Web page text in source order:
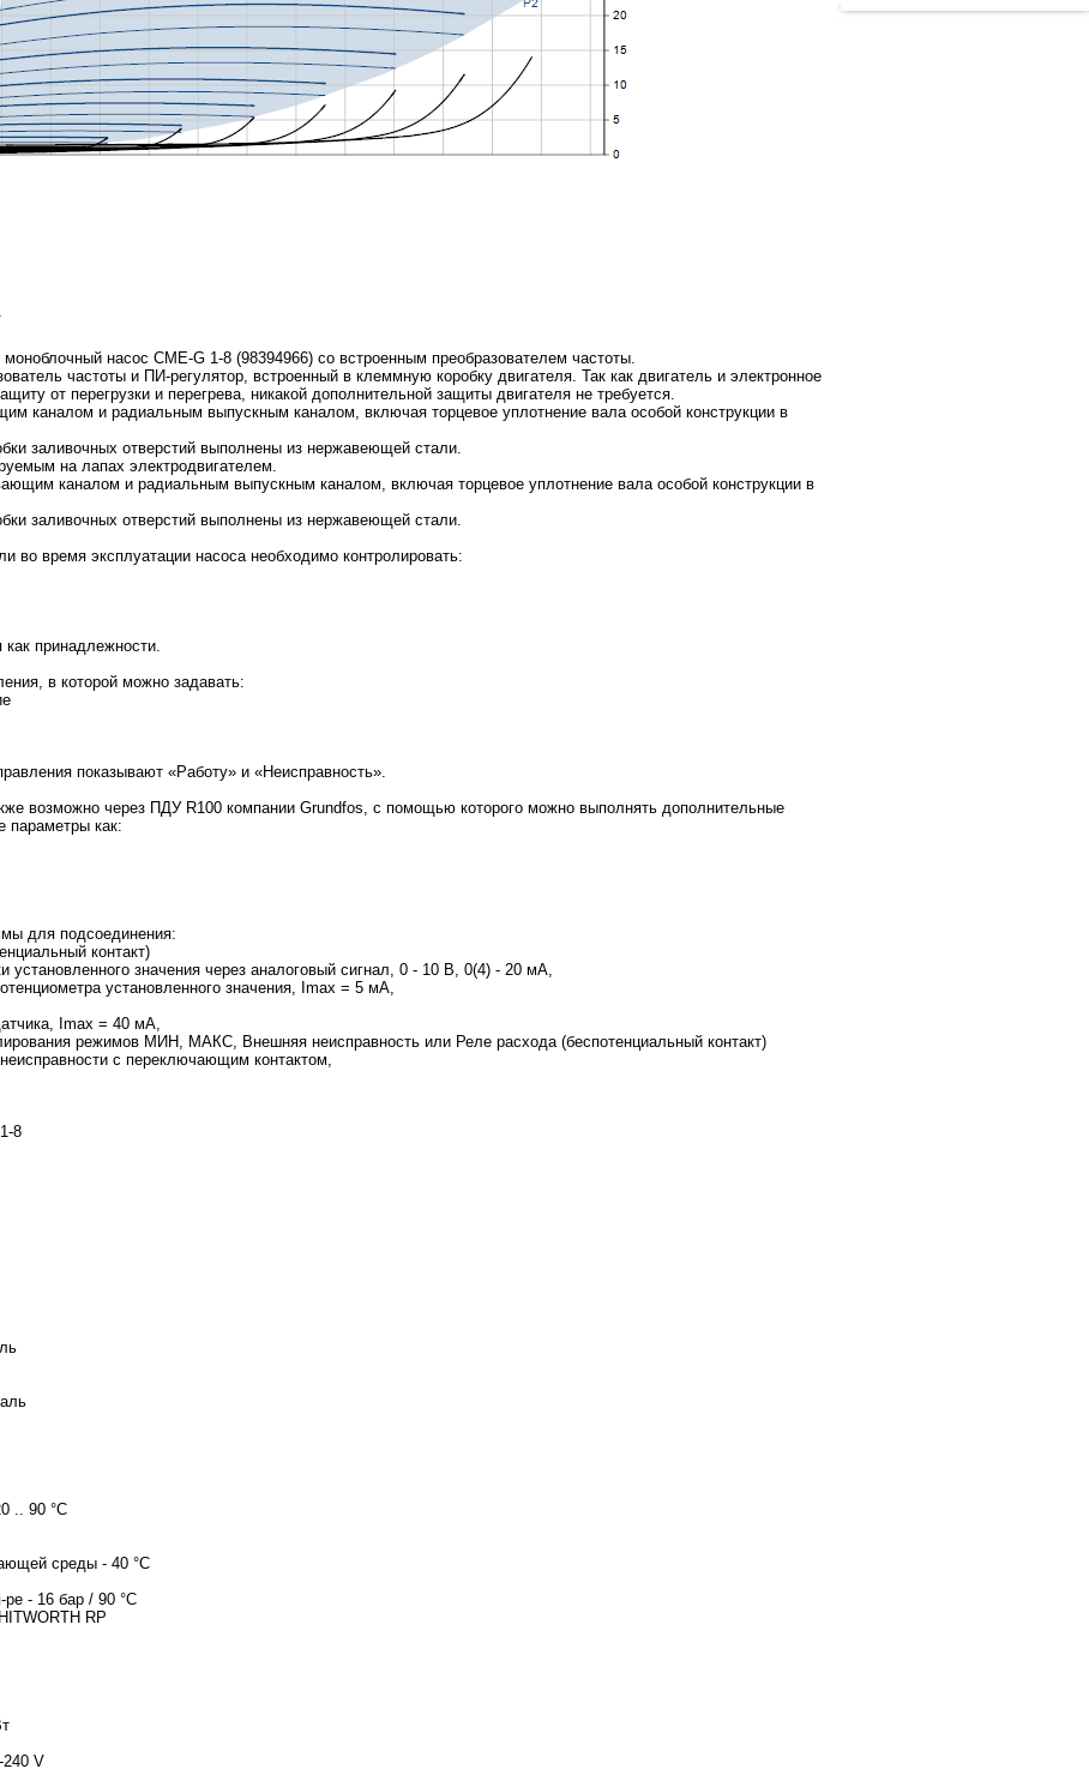
моноблочный насос CME-G 1-8 (98394966) со встроенным преобразователем частоты.
частоты и ПИ-регулятор, встроенный в клеммную коробку двигателя. Так как двигатель и электронное
от перегрузки и перегрева, никакой дополнительной защиты двигателя не требуется.
каналом и радиальным выпускным каналом, включая торцевое уплотнение вала особой конструкции в
заливочных отверстий выполнены из нержавеющей стали.
на лапах электродвигателем.
каналом и радиальным выпускным каналом, включая торцевое уплотнение вала особой конструкции в
заливочных отверстий выполнены из нержавеющей стали.
во время эксплуатации насоса необходимо контролировать:
принадлежности.
в которой можно задавать:
показывают «Работу» и «Неисправность».
возможно через ПДУ R100 компании Grundfos, с помощью которого можно выполнять дополнительные
параметры как:
для подсоединения:
контакт)
установленного значения через аналоговый сигнал, 0 - 10 В, 0(4) - 20 мА,
установленного значения, Imax = 5 мА,
Imax = 40 мА,
режимов МИН, МАКС, Внешняя неисправность или Реле расхода (беспотенциальный контакт)
с переключающим контактом,
8
.. 90 °C
среды - 40 °C
- 16 бар / 90 °C
RP
240 V